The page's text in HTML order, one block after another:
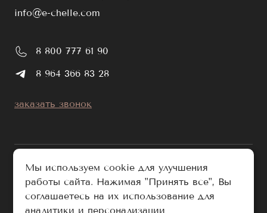
info@e-chelle.com
8 800 777 61 90
8 964 366 83 28
заказать звонок
публичная оферта
политика обработки персональных данных
Мы используем cookie для улучшения
работы сайта. Нажимая "Принять все", Вы
соглашаетесь на их использование для
аналитики и персонализации